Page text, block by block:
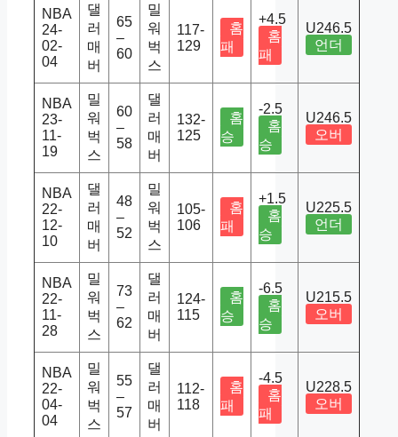
NBA
24-
02-
04
댈
러
매
버
65
–
60
밀
워
벅
스
117-
129
홈
패
+4.5
홈
패
U246.5
언더
NBA
23-
11-
19
밀
워
벅
스
60
–
58
댈
러
매
버
132-
125
홈
승
-2.5
홈
승
U246.5
오버
NBA
22-
12-
10
댈
러
매
버
48
–
52
밀
워
벅
스
105-
106
홈
패
+1.5
홈
승
U225.5
언더
NBA
22-
11-
28
밀
워
벅
스
73
–
62
댈
러
매
버
124-
115
홈
승
-6.5
홈
승
U215.5
오버
NBA
22-
04-
04
밀
워
벅
스
55
–
57
댈
러
매
버
112-
118
홈
패
-4.5
홈
패
U228.5
오버